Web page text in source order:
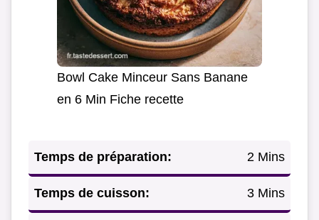
Bowl Cake Minceur Sans Banane
en 6 Min Fiche recette
Temps de préparation: 2 Mins
Temps de cuisson: 3 Mins